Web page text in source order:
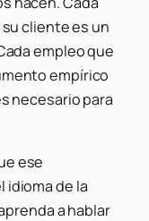
cliente es un
empleo que
empírico
necesario para
ese
idioma de la
a hablar